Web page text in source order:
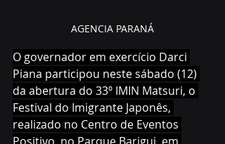
AGENCIA PARANÁ
O governador em exercício Darci
Piana participou neste sábado (12)
da abertura do 33º IMIN Matsuri, o
Festival do Imigrante Japonês,
realizado no Centro de Eventos